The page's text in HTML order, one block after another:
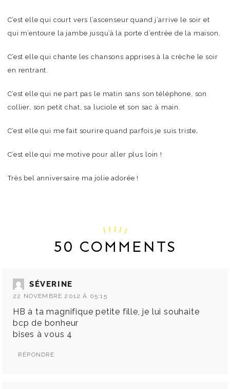
C’est elle qui court vers l’ascenseur quand j’arrive le soir et
qui m’entoure la jambe jusqu’à la porte d’entrée de la maison.
C’est elle qui chante les chansons apprises à la crèche le soir
en rentrant.
C’est elle qui ne part pas le matin sans son téléphone, son
collier, son petit chat, sa luciole et son sac à main.
C’est elle qui me fait sourire quand parfois je suis triste.
C’est elle qui me motive pour aller plus loin !
Très bel anniversaire ma jolie adorée !
50 COMMENTS
SÉVERINE
22 NOVEMBRE 2012 À 05:15
HB à ta magnifique petite fille, je lui souhaite
bcp de bonheur
bises à vous 4
RÉPONDRE